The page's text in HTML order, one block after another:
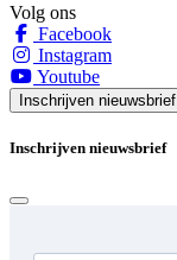
Volg ons
Facebook
Instagram
Youtube
Inschrijven nieuwsbrief
Inschrijven nieuwsbrief